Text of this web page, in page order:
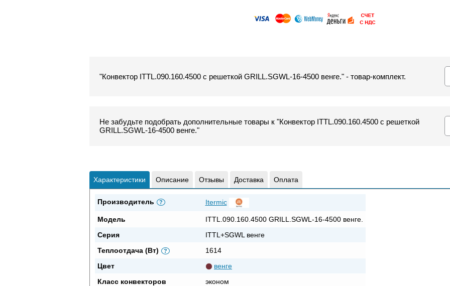
"Конвектор ITTL.090.160.4500 с решеткой GRILL.SGWL-16-4500 венге." - товар-комплект.
Не забудьте подобрать дополнительные товары к "Конвектор ITTL.090.160.4500 с решеткой
GRILL.SGWL-16-4500 венге."
Характеристики Описание Отзывы Доставка Оплата
Производитель ? Itermic
Модель
ITTL.090.160.4500 GRILL.SGWL-16-4500 венге.
Серия
ITTL+SGWL венге
Теплоотдача (Вт)
?
1614
Цвет
венге
Класс конвекторов
эконом